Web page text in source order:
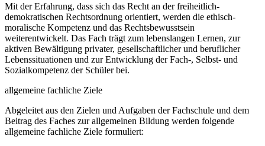
Mit der Erfahrung, dass sich das Recht an der freiheitlich-
demokratischen Rechtsordnung orientiert, werden die ethisch-
moralische Kompetenz und das Rechtsbewusstsein
weiterentwickelt. Das Fach trägt zum lebenslangen Lernen, zur
aktiven Bewältigung privater, gesellschaftlicher und beruflicher
Lebenssituationen und zur Entwicklung der Fach-, Selbst- und
Sozialkompetenz der Schüler bei.
allgemeine fachliche Ziele
Abgeleitet aus den Zielen und Aufgaben der Fachschule und dem
Beitrag des Faches zur allgemeinen Bildung werden folgende
allgemeine fachliche Ziele formuliert: